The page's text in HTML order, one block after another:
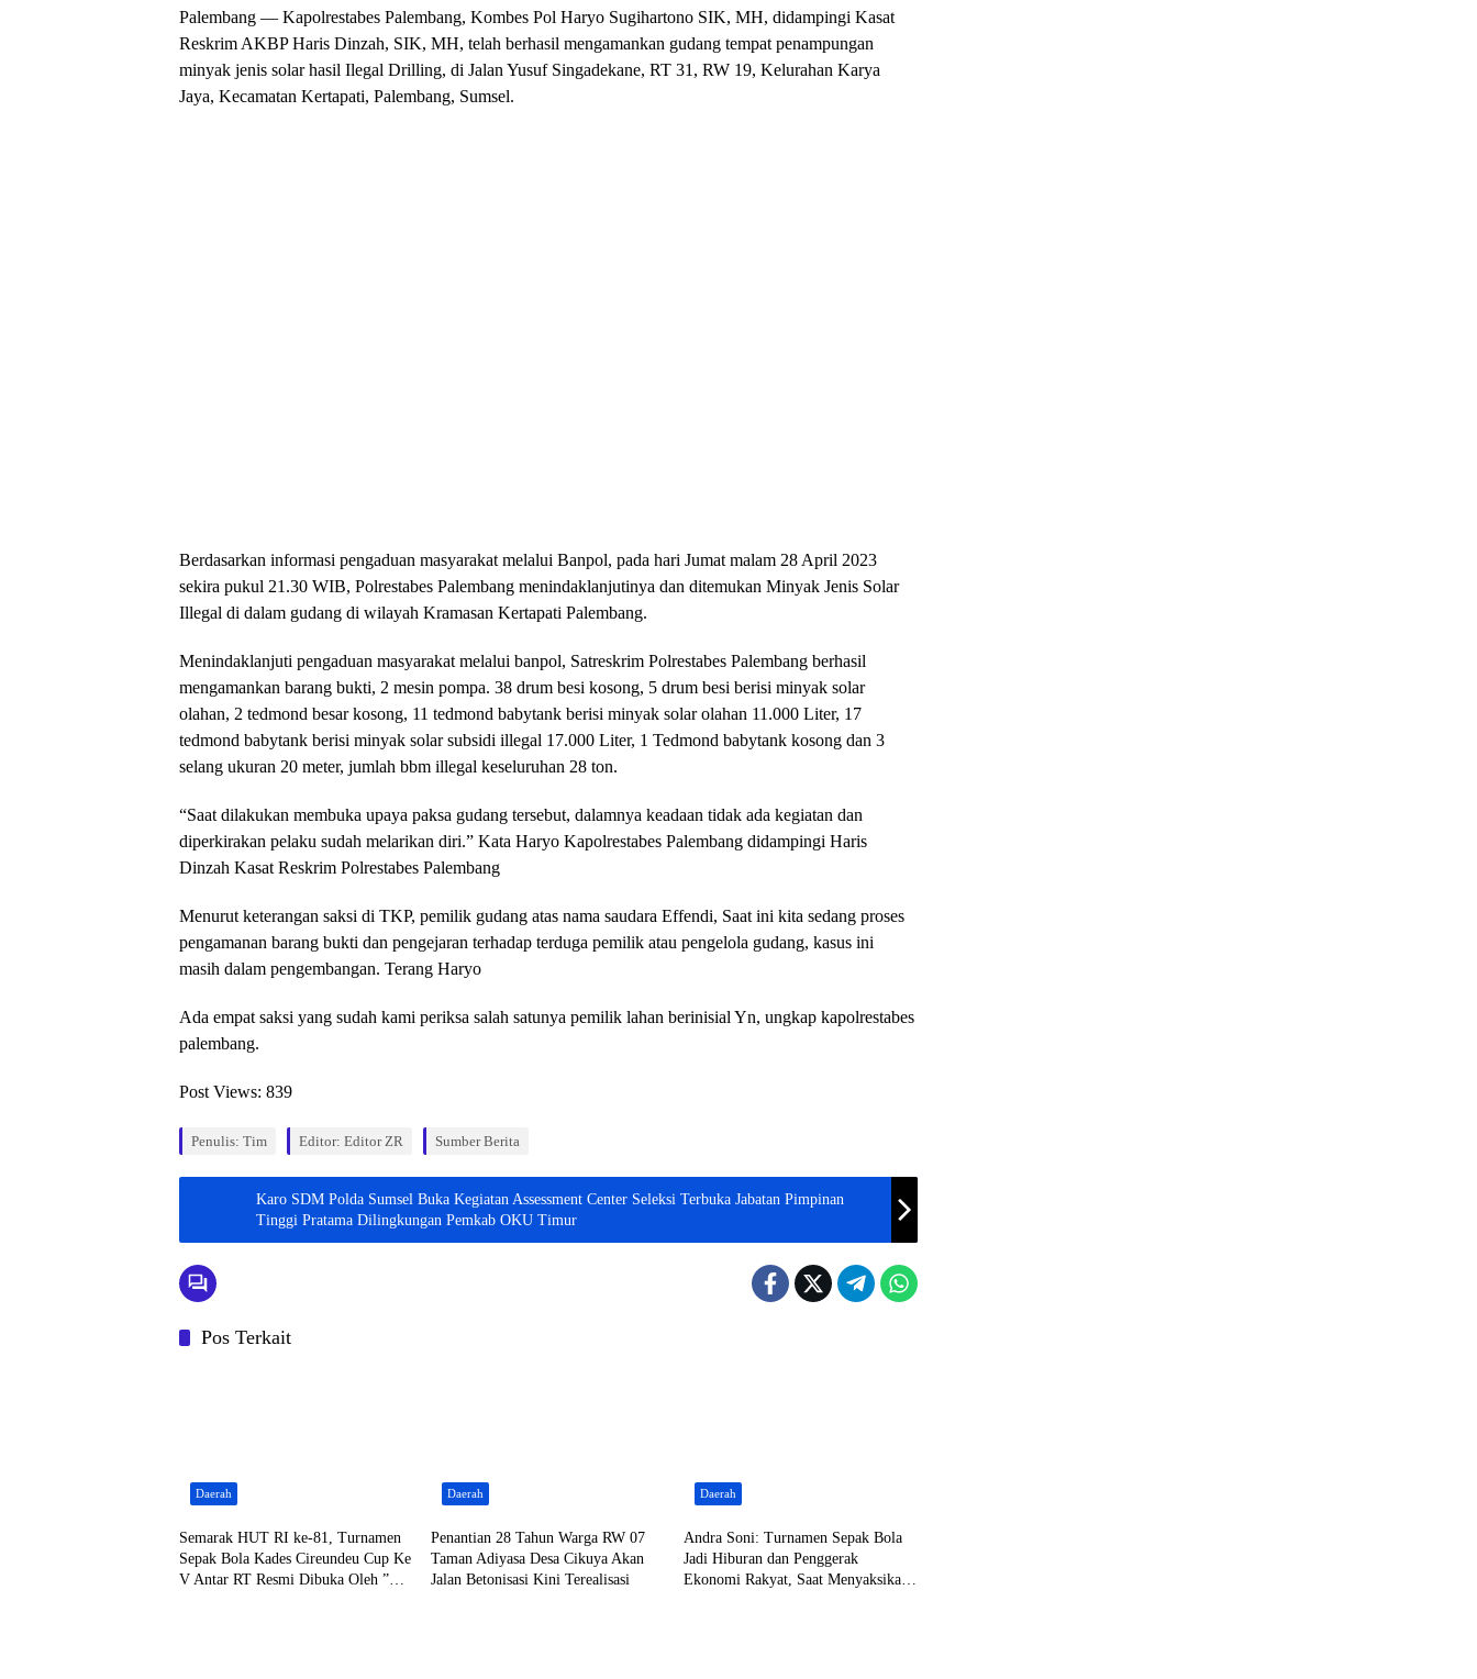
Palembang — Kapolrestabes Palembang, Kombes Pol Haryo Sugihartono SIK, MH, didampingi Kasat
Reskrim AKBP Haris Dinzah, SIK, MH, telah berhasil mengamankan gudang tempat penampungan
minyak jenis solar hasil Ilegal Drilling, di Jalan Yusuf Singadekane, RT 31, RW 19, Kelurahan Karya
Jaya, Kecamatan Kertapati, Palembang, Sumsel.
Berdasarkan informasi pengaduan masyarakat melalui Banpol, pada hari Jumat malam 28 April 2023
sekira pukul 21.30 WIB, Polrestabes Palembang menindaklanjutinya dan ditemukan Minyak Jenis Solar
Illegal di dalam gudang di wilayah Kramasan Kertapati Palembang.
Menindaklanjuti pengaduan masyarakat melalui banpol, Satreskrim Polrestabes Palembang berhasil
mengamankan barang bukti, 2 mesin pompa. 38 drum besi kosong, 5 drum besi berisi minyak solar
olahan, 2 tedmond besar kosong, 11 tedmond babytank berisi minyak solar olahan 11.000 Liter, 17
tedmond babytank berisi minyak solar subsidi illegal 17.000 Liter, 1 Tedmond babytank kosong dan 3
selang ukuran 20 meter, jumlah bbm illegal keseluruhan 28 ton.
“Saat dilakukan membuka upaya paksa gudang tersebut, dalamnya keadaan tidak ada kegiatan dan
diperkirakan pelaku sudah melarikan diri.” Kata Haryo Kapolrestabes Palembang didampingi Haris
Dinzah Kasat Reskrim Polrestabes Palembang
Menurut keterangan saksi di TKP, pemilik gudang atas nama saudara Effendi, Saat ini kita sedang proses
pengamanan barang bukti dan pengejaran terhadap terduga pemilik atau pengelola gudang, kasus ini
masih dalam pengembangan. Terang Haryo
Ada empat saksi yang sudah kami periksa salah satunya pemilik lahan berinisial Yn, ungkap kapolrestabes
palembang.
Post Views: 839
Penulis: Tim Editor: Editor ZR Sumber Berita
Karo SDM Polda Sumsel Buka Kegiatan Assessment Center Seleksi Terbuka Jabatan Pimpinan
Tinggi Pratama Dilingkungan Pemkab OKU Timur
Pos Terkait
Daerah
Semarak HUT RI ke-81, Turnamen
Sepak Bola Kades Cireundeu Cup Ke
V Antar RT Resmi Dibuka Oleh ”
Daerah
Penantian 28 Tahun Warga RW 07
Taman Adiyasa Desa Cikuya Akan
Jalan Betonisasi Kini Terealisasi
Daerah
Andra Soni: Turnamen Sepak Bola
Jadi Hiburan dan Penggerak
Ekonomi Rakyat, Saat Menyaksikan